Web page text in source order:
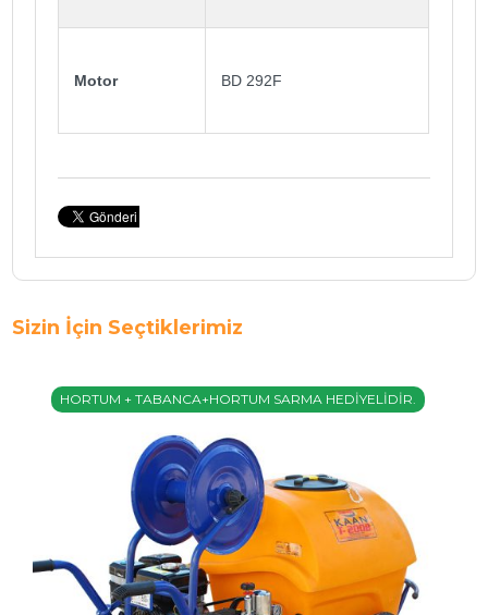
Motor BD 292F
Sizin İçin Seçtiklerimiz
HORTUM + TABANCA+HORTUM SARMA HEDİYELİDİR.